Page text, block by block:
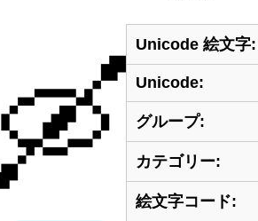
🛶
Unicode 絵文字:
Unicode:
グループ:
カテゴリー:
絵文字コード: